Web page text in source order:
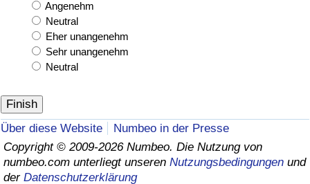
Angenehm
Neutral
Eher unangenehm
Sehr unangenehm
Neutral
Über diese Website
Numbeo in der Presse
Copyright © 2009-2026 Numbeo. Die Nutzung von
numbeo.com unterliegt unseren Nutzungsbedingungen und
der Datenschutzerklärung